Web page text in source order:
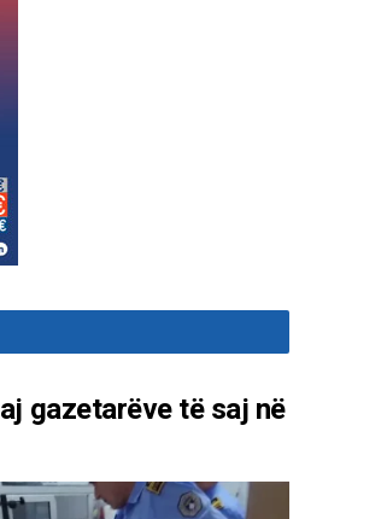
gazetarëve të saj në